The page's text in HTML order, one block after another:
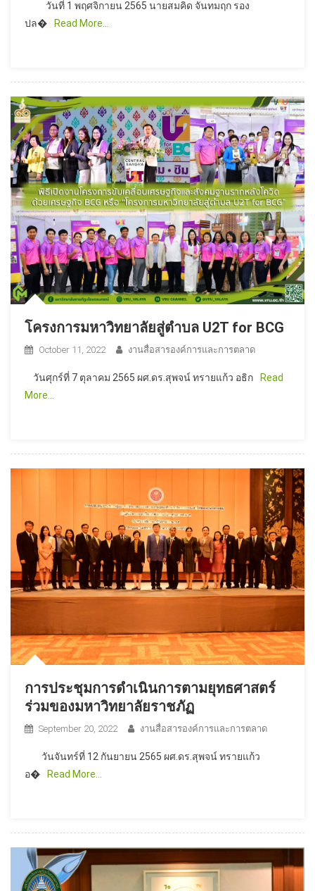
วันที่ 1 พฤศจิกายน 2565 นายสมคิด จันทมฤก รอง
ปล�
Read More…
โครงการมหาวิทยาลัยสู่ตำบล U2T for BCG
October 11, 2022 งานสื่อสารองค์การและการตลาด
วันศุกร์ที่ 7 ตุลาคม 2565 ผศ.ดร.สุพจน์ ทรายแก้ว อธิก
Read
More…
การประชุมการดำเนินการตามยุทธศาสตร์
ร่วมของมหาวิทยาลัยราชภัฏ
September 20, 2022 งานสื่อสารองค์การและการตลาด
วันจันทร์ที่ 12 กันยายน 2565 ผศ.ดร.สุพจน์ ทรายแก้ว
อ�
Read More…